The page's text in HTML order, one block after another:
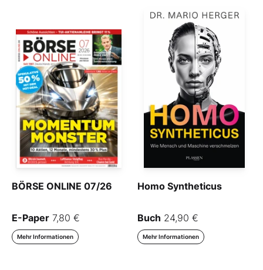
BÖRSE ONLINE 07/26
E-Paper 7,80 €
Mehr Informationen
Homo Syntheticus
Buch 24,90 €
Mehr Informationen